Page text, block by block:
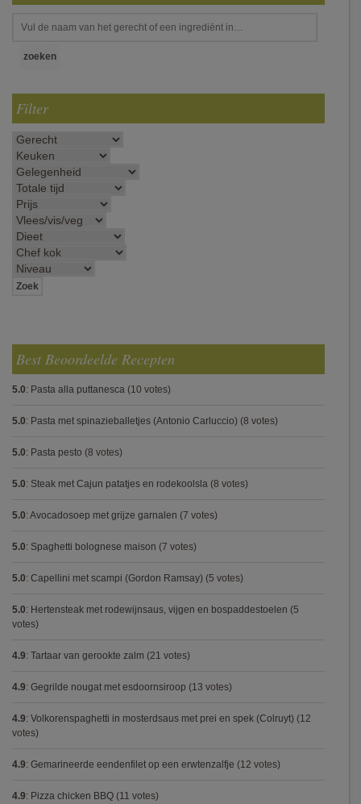
Filter
Best Beoordeelde Recepten
5.0: Pasta alla puttanesca (10 votes)
5.0: Pasta met spinazieballetjes (Antonio Carluccio) (8 votes)
5.0: Pasta pesto (8 votes)
5.0: Steak met Cajun patatjes en rodekoolsla (8 votes)
5.0: Avocadosoep met grijze garnalen (7 votes)
5.0: Spaghetti bolognese maison (7 votes)
5.0: Capellini met scampi (Gordon Ramsay) (5 votes)
5.0: Hertensteak met rodewijnsaus, vijgen en bospaddestoelen (5
votes)
4.9: Tartaar van gerookte zalm (21 votes)
4.9: Gegrilde nougat met esdoornsiroop (13 votes)
4.9: Volkorenspaghetti in mosterdsaus met prei en spek (Colruyt) (12
votes)
4.9: Gemarineerde eendenfilet op een erwtenzalfje (12 votes)
4.9: Pizza chicken BBQ (11 votes)